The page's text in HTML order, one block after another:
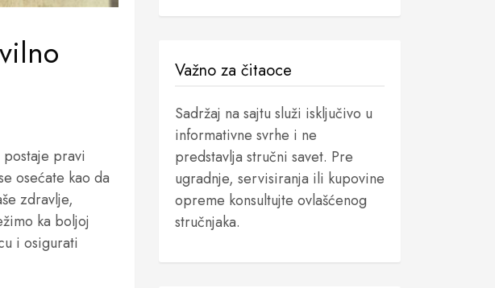
pravi
osećate kao da
zdravlje,
ka boljoj
i osigurati
Važno za čitaoce
Sadržaj na sajtu služi isključivo u
informativne svrhe i ne
predstavlja stručni savet. Pre
ugradnje, servisiranja ili kupovine
opreme konsultujte ovlašćenog
stručnjaka.